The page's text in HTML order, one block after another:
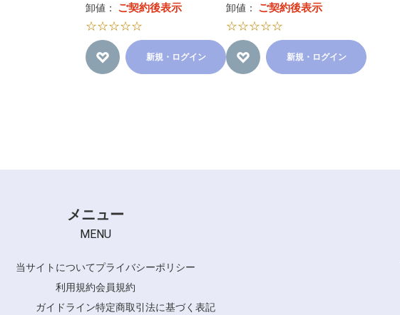
卸値： ご契約後表示
☆☆☆☆☆
新規・ログイン
卸値： ご契約後表示
☆☆☆☆☆
新規・ログイン
メニュー
MENU
当サイトについてプライバシーポリシー
利用規約会員規約
ガイドライン特定商取引法に基づく表記